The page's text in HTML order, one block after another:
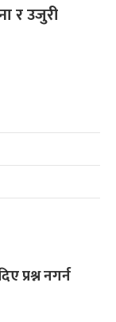
र उजुरी
प्रश्न नगर्न